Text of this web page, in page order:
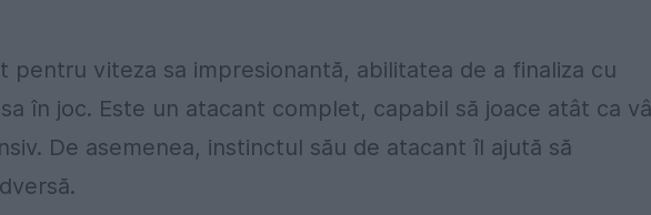
pentru viteza sa impresionantă, abilitatea de a finaliza cu
în joc. Este un atacant complet, capabil să joace atât ca
De asemenea, instinctul său de atacant îl ajută să